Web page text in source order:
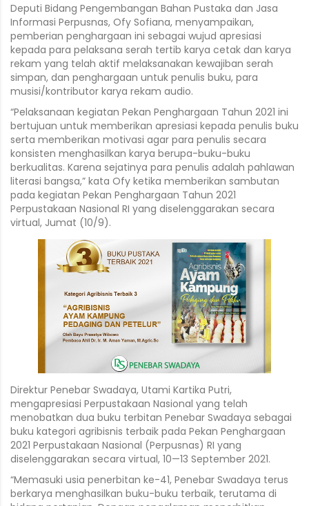
Deputi Bidang Pengembangan Bahan Pustaka dan Jasa
Informasi Perpusnas, Ofy Sofiana, menyampaikan,
pemberian penghargaan ini sebagai wujud apresiasi
kepada para pelaksana serah tertib karya cetak dan karya
rekam yang telah aktif melaksanakan kewajiban serah
simpan, dan penghargaan untuk penulis buku, para
musisi/kontributor karya rekam audio.
“Pelaksanaan kegiatan Pekan Penghargaan Tahun 2021 ini
bertujuan untuk memberikan apresiasi kepada penulis buku
serta memberikan motivasi agar para penulis secara
konsisten menghasilkan karya berupa-buku-buku
berkualitas. Karena sejatinya para penulis adalah pahlawan
literasi bangsa,” kata Ofy ketika memberikan sambutan
pada kegiatan Pekan Penghargaan Tahun 2021
Perpustakaan Nasional RI yang diselenggarakan secara
virtual, Jumat (10/9).
Direktur Penebar Swadaya, Utami Kartika Putri,
mengapresiasi Perpustakaan Nasional yang telah
menobatkan dua buku terbitan Penebar Swadaya sebagai
buku kategori agribisnis terbaik pada Pekan Penghargaan
2021 Perpustakaan Nasional (Perpusnas) RI yang
diselenggarakan secara virtual, 10—13 September 2021.
“Memasuki usia penerbitan ke-41, Penebar Swadaya terus
berkarya menghasilkan buku-buku terbaik, terutama di